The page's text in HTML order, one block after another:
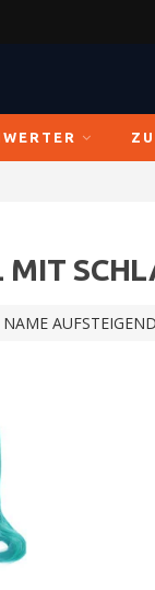
MIT
NAME AUFSTEIGEND